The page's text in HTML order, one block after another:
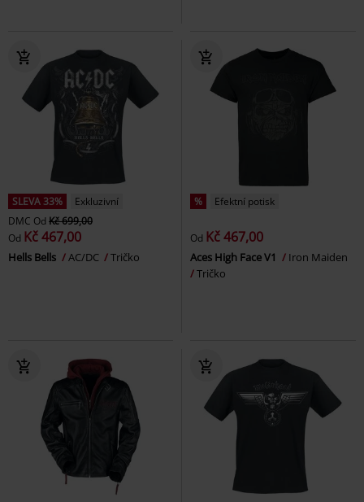
SLEVA 33%
Exkluzivní
DMC Od Kč 699,00
Od Kč 467,00
Hells Bells AC/DC Tričko
% Efektní potisk
Od Kč 467,00
Aces High Face V1
Iron Maiden
Tričko